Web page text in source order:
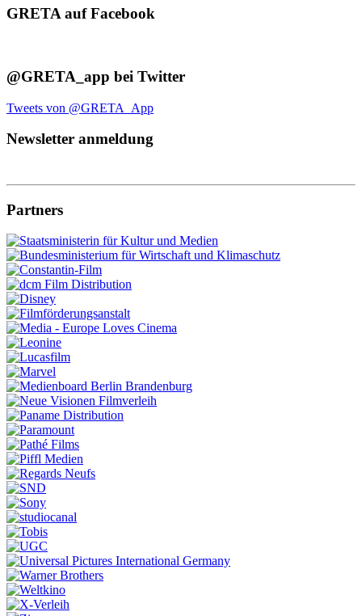
GRETA auf Facebook
@GRETA_app bei Twitter
Tweets von @GRETA_App
Newsletter anmeldung
Partners